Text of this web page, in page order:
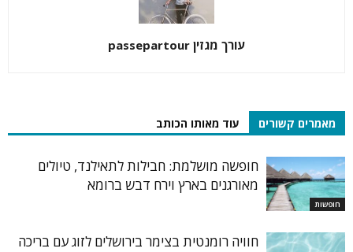
עורך מגזין passepartour
מאמרים קשורים עוד מאותו הכותב
חופשות
חופשה מושלמת: חבילות לתאילנד, טיולים
מאורגנים בארץ וירח דבש ברומא
חוויה רומנטית בצימר בירושלים לזוג עם בריכה